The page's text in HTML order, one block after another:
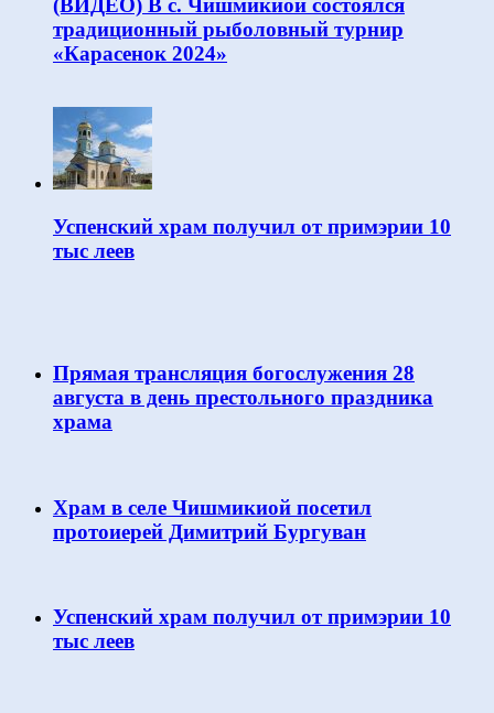
(ВИДЕО) В с. Чишмикиой состоялся
традиционный рыболовный турнир
«Карасенок 2024»
Успенский храм получил от примэрии 10
тыс леев
Прямая трансляция богослужения 28
августа в день престольного праздника
храма
Храм в селе Чишмикиой посетил
протоиерей Димитрий Бургуван
Успенский храм получил от примэрии 10
тыс леев